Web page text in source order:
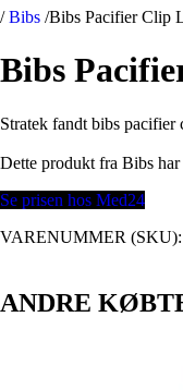
/ Bibs /Bibs Pacifier Clip
Bibs
Stratek fandt bibs
Dette produkt fra Bibs har
Se prisen hos Med24
VARENUMMER (SKU):
ANDRE